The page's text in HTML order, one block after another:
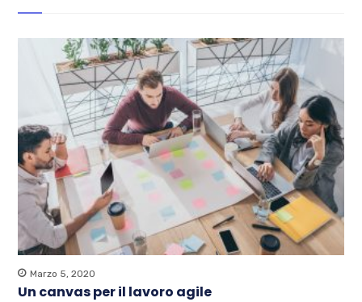
Marzo 5, 2020
Un canvas per il lavoro agile